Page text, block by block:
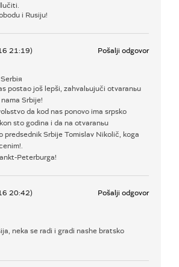
i Rusiju!
21:19)
Pošalji odgovor
postao još lepši, zahvalьujuči otvaranьu
Srbije!
da kod nas ponovo ima srpsko
sto godina i da na otvaranьu
predsednik Srbije Tomislav Nikolič, koga
Peterburga!
20:42)
Pošalji odgovor
neka se radi i gradi nashe bratsko